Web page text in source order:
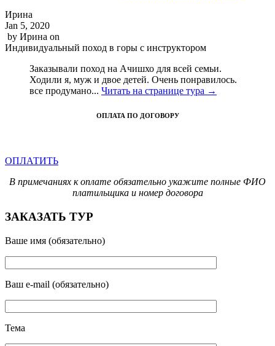
Ирина
Jan 5, 2020
by Ирина on
Индивидуальный поход в горы с инструктором
Заказывали поход на Ачишхо для всей семьи.
Ходили я, муж и двое детей. Очень понравилось.
все продумано... Читать на странице тура →
ОПЛАТА ПО ДОГОВОРУ
ОПЛАТИТЬ
В примечаниях к оплате обязательно укажите полные ФИО
платильщика и номер договора
ЗАКАЗАТЬ ТУР
Ваше имя (обязательно)
Ваш e-mail (обязательно)
Тема